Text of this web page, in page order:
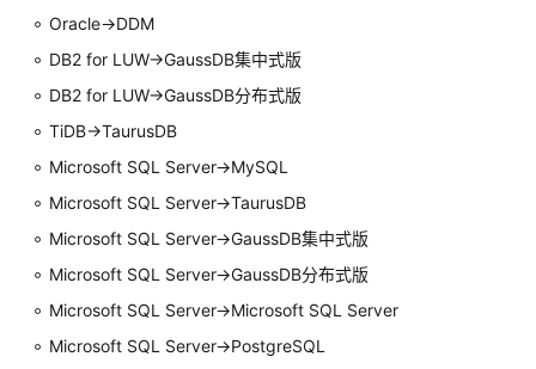
建
同
务
同
步
度
Oracle->DDM
DB2 for LUW->GaussDB集中式版
DB2 for LUW->GaussDB分布式版
TiDB->TaurusDB
Microsoft SQL Server->MySQL
Microsoft SQL Server->TaurusDB
Microsoft SQL Server->GaussDB集中式版
Microsoft SQL Server->GaussDB分布式版
Microsoft SQL Server->Microsoft SQL Server
Microsoft SQL Server->PostgreSQL